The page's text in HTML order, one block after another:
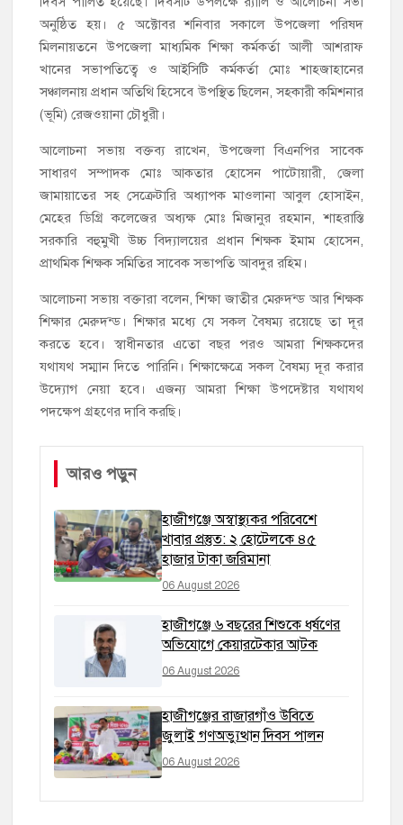
অনুষ্ঠিত হয়। ৫ অক্টোবর শনিবার সকালে উপজেলা পরিষদ
মিলনায়তনে উপজেলা মাধ্যমিক শিক্ষা কর্মকর্তা আলী আশরাফ
খানের সভাপতিত্বে ও আইসিটি কর্মকর্তা মোঃ শাহজাহানের
সঞ্চালনায় প্রধান অতিথি হিসেবে উপস্থিত ছিলেন, সহকারী কমিশনার
(ভূমি) রেজওয়ানা চৌধুরী।
আলোচনা সভায় বক্তব্য রাখেন, উপজেলা বিএনপির সাবেক
সাধারণ সম্পাদক মোঃ আকতার হোসেন পাটোয়ারী, জেলা
জামায়াতের সহ সেক্রেটারি অধ্যাপক মাওলানা আবুল হোসাইন,
মেহের ডিগ্রি কলেজের অধ্যক্ষ মোঃ মিজানুর রহমান, শাহরাস্তি
সরকারি বহুমুখী উচ্চ বিদ্যালয়ের প্রধান শিক্ষক ইমাম হোসেন,
প্রাথমিক শিক্ষক সমিতির সাবেক সভাপতি আবদুর রহিম।
আলোচনা সভায় বক্তারা বলেন, শিক্ষা জাতীর মেরুদন্ড আর শিক্ষক
শিক্ষার মেরুদন্ড। শিক্ষার মধ্যে যে সকল বৈষম্য রয়েছে তা দূর
করতে হবে। স্বাধীনতার এতো বছর পরও আমরা শিক্ষকদের
যথাযথ সম্মান দিতে পারিনি। শিক্ষাক্ষেত্রে সকল বৈষম্য দূর করার
উদ্যোগ নেয়া হবে। এজন্য আমরা শিক্ষা উপদেষ্টার যথাযথ
পদক্ষেপ গ্রহণের দাবি করছি।
আরও পড়ুন
হাজীগঞ্জে অস্বাস্থ্যকর পরিবেশে
খাবার প্রস্তুত: ২ হোটেলকে ৪৫
হাজার টাকা জরিমানা
06 August 2026
হাজীগঞ্জে ৬ বছরের শিশুকে ধর্ষণের
অভিযোগে কেয়ারটেকার আটক
06 August 2026
হাজীগঞ্জের রাজারগাঁও উবিতে
জুলাই গণঅভ্যুত্থান দিবস পালন
06 August 2026